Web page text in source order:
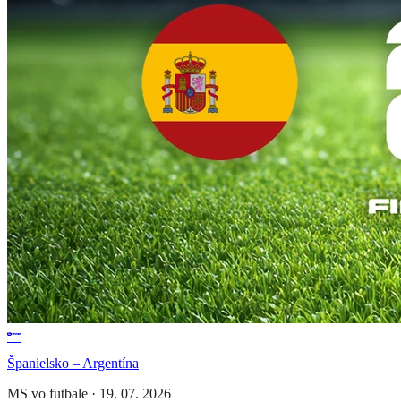
Španielsko – Argentína
MS vo futbale · 19. 07. 2026